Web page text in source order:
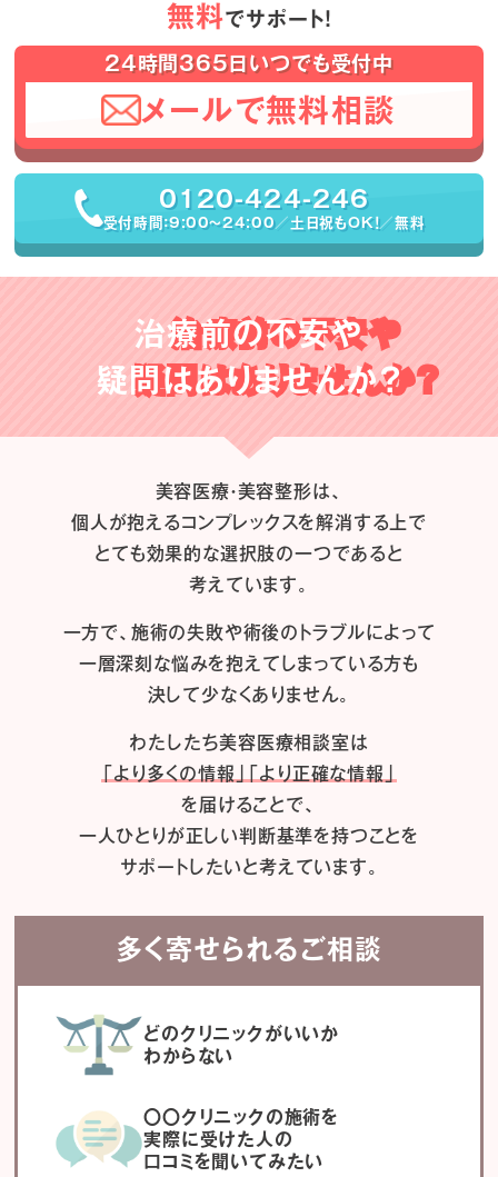
無料でサポート！
24時間365日いつでも受付中
メールで無料相談
0120-424-246
受付時間：9:00〜24:00／土日祝もOK！／無料
治療前の不安や
疑問はありませんか？
美容医療・美容整形は、
個人が抱えるコンプレックスを解消する上で
とても効果的な選択肢の一つであると
考えています。
一方で、施術の失敗や術後のトラブルによって
一層深刻な悩みを抱えてしまっている方も
決して少なくありません。
わたしたち美容医療相談室は
「より多くの情報」「より正確な情報」
を届けることで、
一人ひとりが正しい判断基準を持つことを
サポートしたいと考えています。
多く寄せられるご相談
どのクリニックがいいか
わからない
〇〇クリニックの施術を
実際に受けた人の
口コミを聞いてみたい